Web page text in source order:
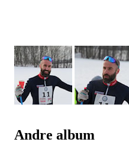
Andre album